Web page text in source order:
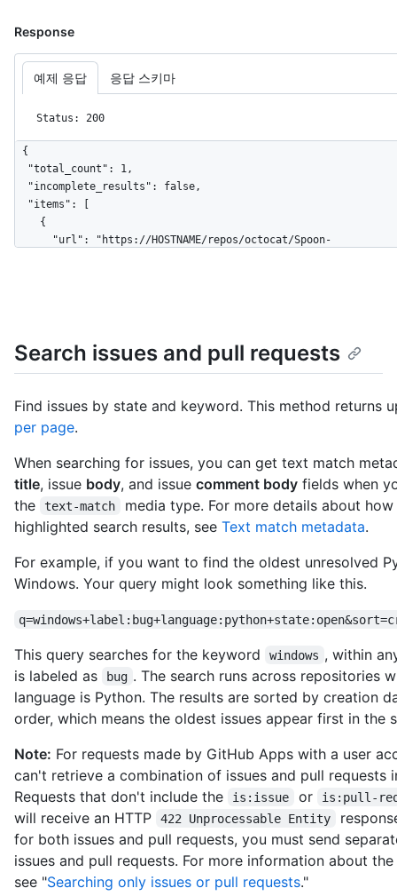
Response
예제 응답 응답 스키마
Status: 200
{
Knife/commits/bb4cc8d3b2e14b3af5df699876dd4ff3acd00b7f/
      "commit": {
Knife/git/commits/bb4cc8d3b2e14b3af5df699876dd4ff3acd00b7f",
          "date": "2014-02-04T14:38:36-08:00",
          "email": "octocat@nowhere.com"
        },
        "committer": {
          "date": "2014-02-12T15:18:55-08:00",
          "email": "octocat@nowhere.com"
        },
        "tree": {
          "url": "https://HOSTNAME/repos/octocat/Spoon-
Knife/git/trees/a639e96f9038797fba6e0469f94a4b0cc459fa68",
          "sha": "a639e96f9038797fba6e0469f94a4b0cc459fa68"
        },
        "comment_count": 8
      },
        "login": "octocat",
        "id": 583231,
        "node_id": "MDQ6VXNlcjU4MzIzMQ==",
        "avatar_url":
"https://avatars.githubusercontent.com/u/583231?v=3",
        "gravatar_id": "",
        "url": "https://HOSTNAME/users/octocat",
        "html_url": "https://github.com/octocat",
Search issues and pull requests
Find issues by state and keyword. This method returns
per page.
When searching for issues, you can get text match
title, issue body, and issue comment body fields when
the
text-match
media type. For more details about
highlighted search results, see Text match metadata.
For example, if you want to find the oldest unresolved
Windows. Your query might look something like this.
This query searches for the keyword windows , within
is labeled as
bug . The search runs across repositories
language is Python. The results are sorted by creation
order, which means the oldest issues appear first in the
Note: For requests made by GitHub Apps with a user
can't retrieve a combination of issues and pull requests
Requests that don't include the
is:issue or is:pull-
will receive an HTTP 422 Unprocessable Entity
for both issues and pull requests, you must send
issues and pull requests. For more information about the
see "Searching only issues or pull requests."